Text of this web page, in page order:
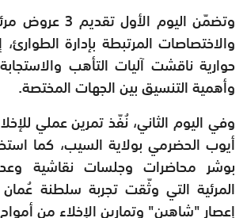
وتضمّن اليوم
والاختصاصات المرتبطة بإدارة
حوارية ناقشت آليات التأهب
وأهمية التنسيق بين الجهات المختصة.
وفي اليوم الثاني، نُفّذ تمرين عملي
أيوب الحضرمي بولاية السيب، كما
بوشر محاضرات وجلسات نقاشية
المرئية التي وثّقت تجربة سلطنة
إعصار "شاهين" وتمارين الإخلاء من